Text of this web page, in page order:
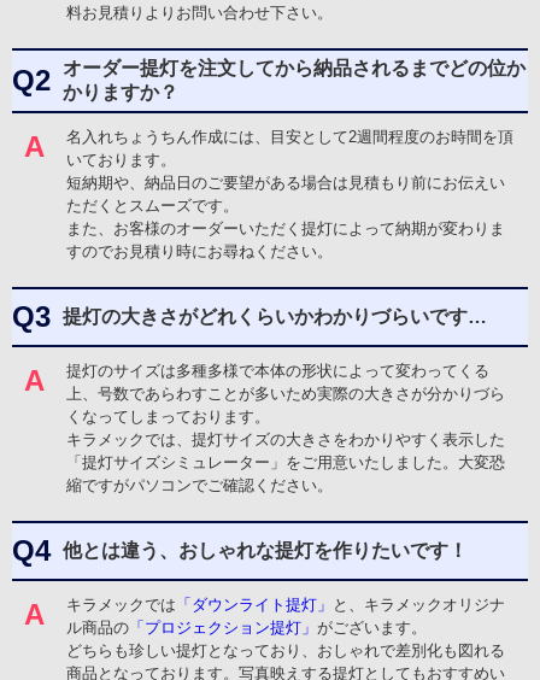
【どんなことに利用されましたか？】
小金塚太鼓保存会 様
オリジナル提灯(丸型・イベント)
サービスの評価5
★★★★★
商品の評価5
★★★★★
投稿日：
金額が安い 短納期
担当者の対応
力
お披露目は、4月12日の神社大祭を予定しております。
大変満足しております。
【商品に関する満足度の理由】
納期や名入れ
【どんなことに利用されましたか？】
中川 弘美 様
オリジナル提灯(ミニ)
★★★★★
★★★★★
2026.3.4
金額が安い 短納期
料お見積りよりお問い合わせ下さい。
Q2
オーダー提灯を注文してから納品されるまでどの位か
かりますか？
A
名入れちょうちん作成には、目安として2週間程度のお時間を頂
いております。
短納期や、納品日のご要望がある場合は見積もり前にお伝えい
ただくとスムーズです。
また、お客様のオーダーいただく提灯によって納期が変わりま
すのでお見積り時にお尋ねください。
Q3 提灯の大きさがどれくらいかわかりづらいです…
A
提灯のサイズは多種多様で本体の形状によって変わってくる
上、号数であらわすことが多いため実際の大きさが分かりづら
くなってしまっております。
キラメックでは、提灯サイズの大きさをわかりやすく表示した
「提灯サイズシミュレーター」をご用意いたしました。大変恐
縮ですがパソコンでご確認ください。
Q4 他とは違う、おしゃれな提灯を作りたいです！
A キラメックでは 「ダウンライト提灯」 と、キラメックオリジナ
ル商品の 「プロジェクション提灯」 がございます。
どちらも珍しい提灯となっており、おしゃれで差別化も図れる
商品となっております。写真映えする提灯としてもおすすめい